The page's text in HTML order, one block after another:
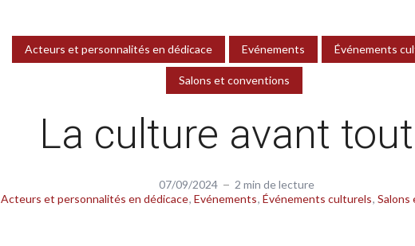
Acteurs et personnalités en dédicace Evénements Événements
Salons et conventions
La culture avant
07/09/2024
2 min de lecture
Acteurs et personnalités en dédicace Evénements Événements culturels Salons